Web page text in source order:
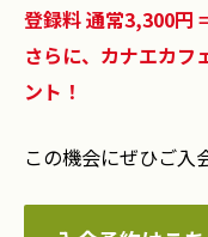
登録料 通常3,300円
さらに、カナエカフ
ント！
この機会にぜひご入